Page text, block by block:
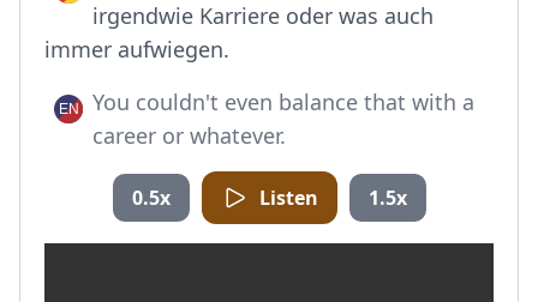
irgendwie Karriere oder was auch
immer aufwiegen.
You couldn't even balance that with a
career or whatever.
0.5x Listen 1.5x